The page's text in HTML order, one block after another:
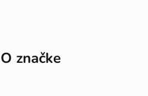
O značke